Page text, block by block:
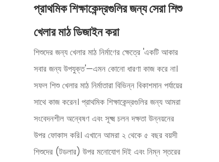
প্রাথমিক শিক্ষাকেন্দ্রগুলির জন্য সেরা শিশু
খেলার মাঠ ডিজাইন করা
শিশুদের জন্য খেলার মাঠ নির্মাণের ক্ষেত্রে 'একটি আকার
সবার জন্য উপযুক্ত'—এমন কোনো ধারণা কাজ করে না।
সফল শিশু খেলার মাঠ নির্মাতারা বিভিন্ন বিকাশমান পর্যায়ের
সাথে কাজ করেন। প্রাথমিক শিক্ষাকেন্দ্রগুলির জন্য আমরা
সংবেদনশীল অন্বেষণ এবং সূক্ষ্ম চলন দক্ষতা উন্নয়নের
উপর ফোকাস করি। এখানে আমরা ২ থেকে ৫ বছর বয়সী
শিশুদের (টডলার) উপর মনোযোগ দিই এবং নিম্ন স্তরের